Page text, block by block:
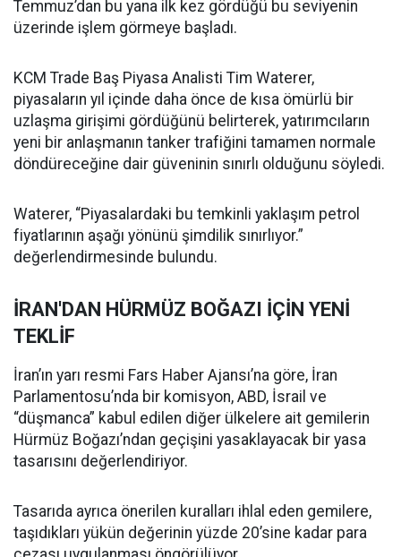
Temmuz’dan bu yana ilk kez gördüğü bu seviyenin
üzerinde işlem görmeye başladı.
KCM Trade Baş Piyasa Analisti Tim Waterer,
piyasaların yıl içinde daha önce de kısa ömürlü bir
uzlaşma girişimi gördüğünü belirterek, yatırımcıların
yeni bir anlaşmanın tanker trafiğini tamamen normale
döndüreceğine dair güveninin sınırlı olduğunu söyledi.
Waterer, “Piyasalardaki bu temkinli yaklaşım petrol
fiyatlarının aşağı yönünü şimdilik sınırlıyor.”
değerlendirmesinde bulundu.
İRAN'DAN HÜRMÜZ BOĞAZI İÇİN YENİ
TEKLİF
İran’ın yarı resmi Fars Haber Ajansı’na göre, İran
Parlamentosu’nda bir komisyon, ABD, İsrail ve
“düşmanca” kabul edilen diğer ülkelere ait gemilerin
Hürmüz Boğazı’ndan geçişini yasaklayacak bir yasa
tasarısını değerlendiriyor.
Tasarıda ayrıca önerilen kuralları ihlal eden gemilere,
taşıdıkları yükün değerinin yüzde 20’sine kadar para